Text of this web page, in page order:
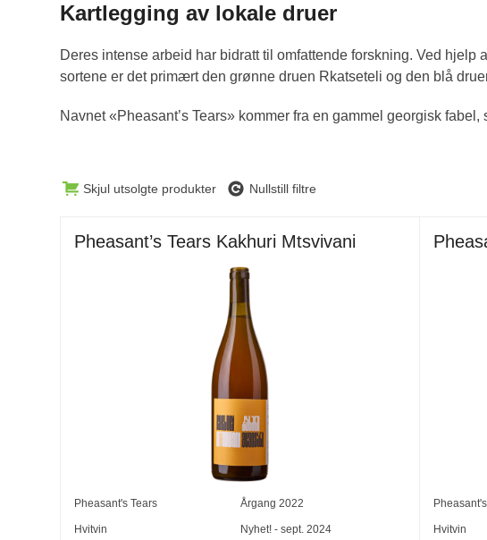
Kartlegging av lokale druer
Deres intense arbeid har bidratt til omfattende forskning. Ved
sortene er det primært den grønne druen Rkatseteli og den blå
Navnet «Pheasant’s Tears» kommer fra en gammel georgisk
Skjul utsolgte produkter Nullstill filtre
Pheasant’s Tears Kakhuri Mtsvivani
Pheasant's Tears Årgang 2022
Hvitvin Nyhet! - sept. 2024 Hvitvin